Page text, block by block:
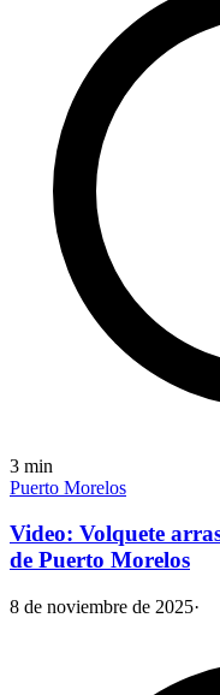
3 min
Puerto Morelos
Video: Volquete
de Puerto Morelos
8 de noviembre de 2025·